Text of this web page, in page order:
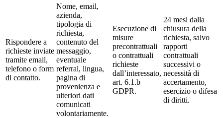
Rispondere a
richieste inviate
tramite email,
telefono o form
di contatto.
Nome, email,
azienda,
tipologia di
richiesta,
contenuto del
messaggio,
eventuale
referral, lingua,
pagina di
provenienza e
ulteriori dati
comunicati
volontariamente.
Esecuzione di
misure
precontrattuali
o contrattuali
richieste
dall’interessato,
art. 6.1.b
GDPR.
24 mesi dalla
chiusura della
richiesta, salvo
rapporti
contrattuali
successivi o
necessità di
accertamento,
esercizio o difesa
di diritti.